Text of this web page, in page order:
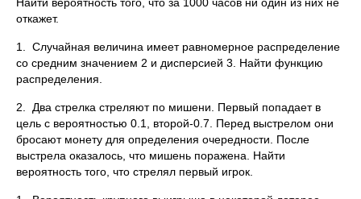
откажет.
1. Случайная величина имеет равномерное распределение
со средним значением 2 и дисперсией 3. Найти функцию
распределения.
2. Два стрелка стреляют по мишени. Первый попадает в
цель с вероятностью 0.1, второй-0.7. Перед выстрелом они
бросают монету для определения очередности. После
выстрела оказалось, что мишень поражена. Найти
вероятность того, что стрелял первый игрок.